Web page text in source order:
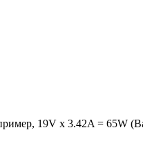
19V x 3.42A = 65W